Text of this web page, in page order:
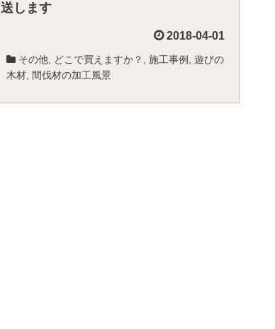
送します
2018-04-01
その他 どこで買えますか？ 施工事例
遊びの
木材
間伐材の加工風景